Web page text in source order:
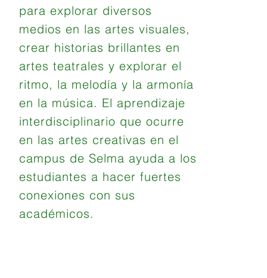
para explorar diversos
medios en las artes visuales,
crear historias brillantes en
artes teatrales y explorar el
ritmo, la melodía y la armonía
en la música. El aprendizaje
interdisciplinario que ocurre
en las artes creativas en el
campus de Selma ayuda a los
estudiantes a hacer fuertes
conexiones con sus
académicos.